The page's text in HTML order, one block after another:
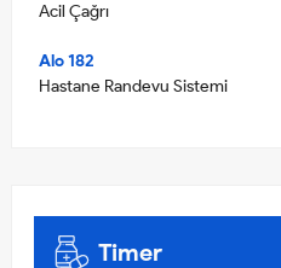
Acil Çağrı
Alo 182
Hastane Randevu Sistemi
Timer